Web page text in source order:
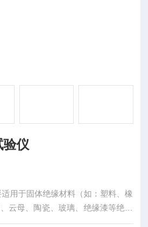
验仪
用于固体绝缘材料（如：塑料、橡
云母、陶瓷、玻璃、绝缘漆等绝缘
直流电压下击穿强度和耐电压的测